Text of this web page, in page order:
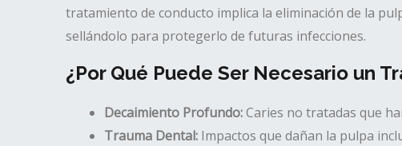
tratamiento de conducto implica la eliminación de la
sellándolo para protegerlo de futuras infecciones.
¿Por Qué Puede Ser Necesario un
Decaimiento Profundo:Caries no tratadas que
Trauma Dental: Impactos que dañan la pulpa